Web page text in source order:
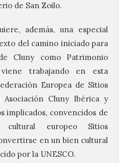
de San Zoilo.
además, una especial
del camino iniciado para
Cluny como Patrimonio
trabajando en esta
Europea de Sitios
Asociación Cluny Ibérica y
implicados, convencidos de
europeo Sitios
en un bien cultural
por la UNESCO.
un
la
de La
presenta el
Summer
nueva cita
las fiestas